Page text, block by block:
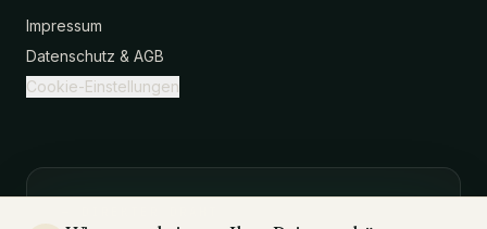
Impressum
Datenschutz & AGB
Cookie-Einstellungen